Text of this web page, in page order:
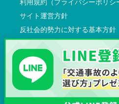
サイト運営方針
反社会的勢力に対する基本方針
交通事故病院サーチに掲載